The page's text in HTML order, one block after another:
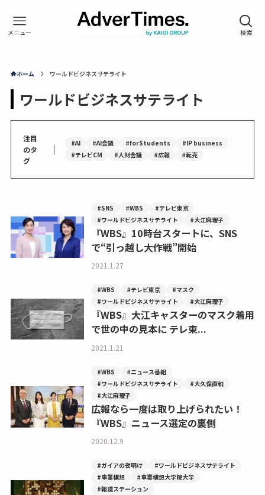
ホーム ワールドビジネスサテライト
ワールドビジネスサテライト
注目
のタ
グ
｜ #AI #AI会議 #forStudents
#IP business
#テレビCM
#人財会議 #広報 #転売
#SNS #WBS
#テレビ東京
#ワールドビジネスサテライト
#大江麻理子
『WBS』10時台スタートに、SNS
で“引っ越し大作戦”開始
2021.1.27
#WBS #テレビ東京
#マスク
#ワールドビジネスサテライト
#大江麻理子
『WBS』大江キャスターのマスク着用
で世の中の見本に テレ東...
2021.1.21
#WBS
#ニュース番組
#ワールドビジネスサテライト
#大久保直和
#大江麻理子
広報なら一度は取り上げられたい！
『WBS』ニュース選定の裏側
2020.12.9
#ガイアの夜明け
#ワールドビジネスサテライト
#事業構想
#事業構想大学院大学
#報道ステーション